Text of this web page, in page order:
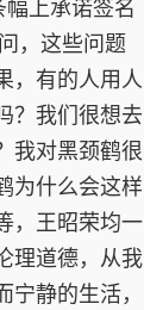
，这些问题
，有的人用人
？我们很想去
我对黑颈鹤很
为什么会这样
，王昭荣均一
理道德，从我
静的生活，